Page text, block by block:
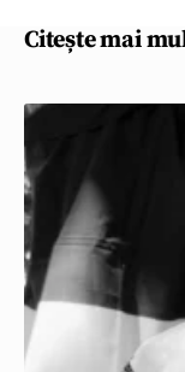
Citește mai